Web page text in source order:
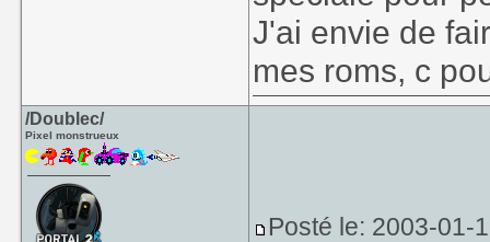
J'ai envie de
mes roms, c
/Doublec/
Pixel monstrueux
Posté le: 2003-01-